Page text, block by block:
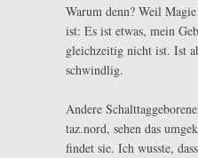
Warum denn? Weil
ist: Es ist etwas, mein
gleichzeitig nicht ist. Ist
schwindlig.
Andere
taz.nord, sehen das
findet sie. Ich wusste,